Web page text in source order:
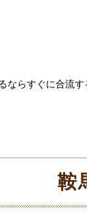
ならすぐに合流す
鞍